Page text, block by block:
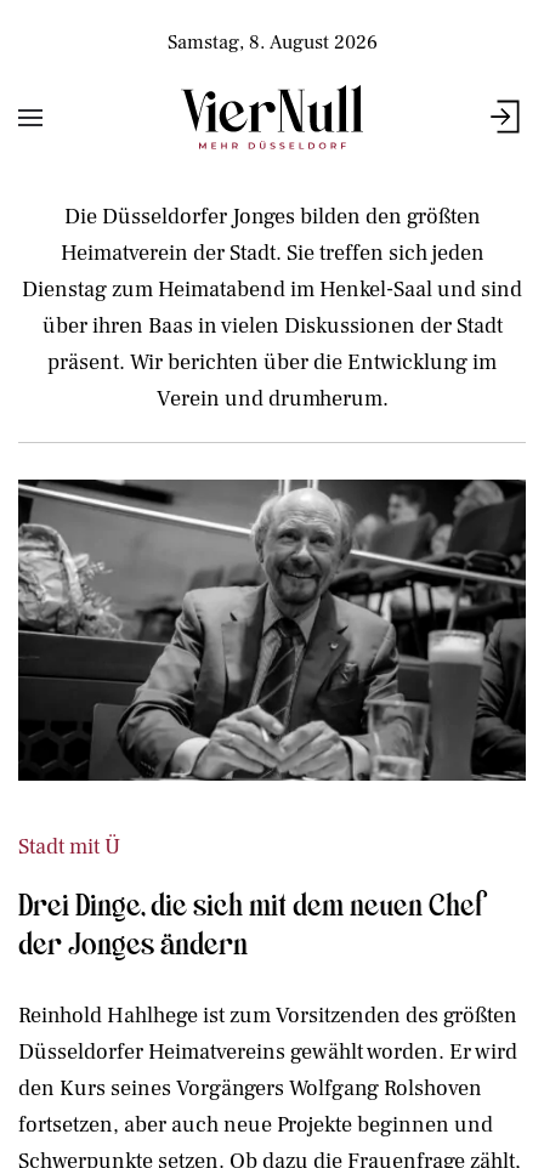
Samstag, 8. August 2026
Die Düsseldorfer Jonges bilden den größten
Heimatverein der Stadt. Sie treffen sich jeden
Dienstag zum Heimatabend im Henkel-Saal und sind
über ihren Baas in vielen Diskussionen der Stadt
präsent. Wir berichten über die Entwicklung im
Verein und drumherum.
Stadt mit Ü
Drei Dinge, die sich mit dem neuen Chef
der Jonges ändern
Reinhold Hahlhege ist zum Vorsitzenden des größten
Düsseldorfer Heimatvereins gewählt worden. Er wird
den Kurs seines Vorgängers Wolfgang Rolshoven
fortsetzen, aber auch neue Projekte beginnen und
Schwerpunkte setzen. Ob dazu die Frauenfrage zählt,